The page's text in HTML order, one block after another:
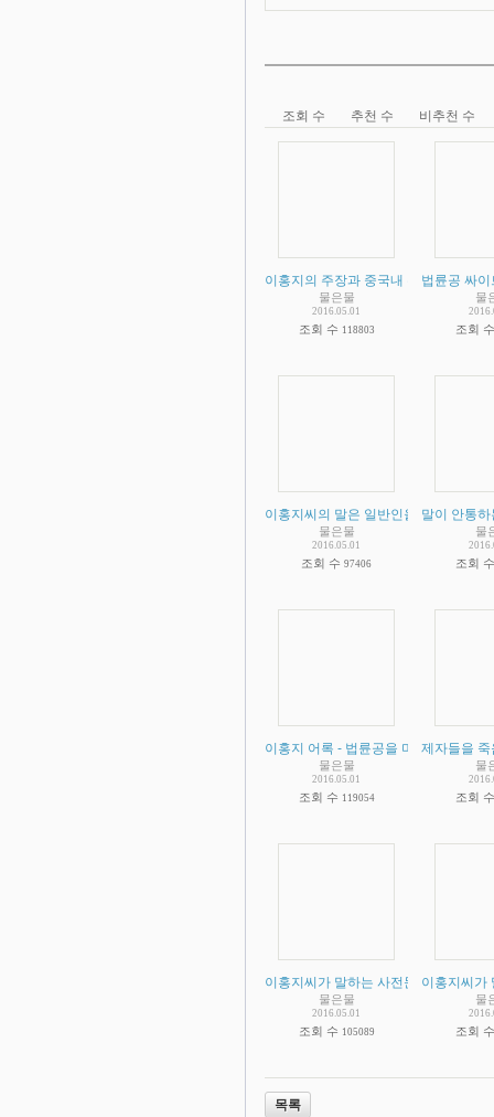
조회 수 추천 수 비추천 수
이홍지의 주장과 중국내 수련자들을
물은물
2016.05.01
조회 수 118803
법륜공 싸
물
조회
이홍지씨의 말은 일반인을 위한 말과
물은물
2016.05.01
조회 수 97406
말이 안통
물
조회
이홍지 어록 - 법륜공을 미신이라 부르
물은물
2016.05.01
조회 수 119054
제자들을
물
조회
이홍지씨가 말하는 사전문화 증거 비
물은물
2016.05.01
조회 수 105089
이홍지씨가
물
조회
목록